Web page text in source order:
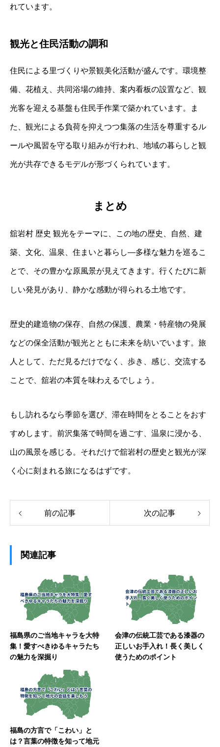
れています。
観光と住民活動の調和
住民による里づくりや景観美化活動が盛んです。環境整
備、花植え、共同浴場の維持、案内看板の設置など、観
光客を迎える基盤も住民手作業で築かれています。ま
た、観光による負荷を抑えつつ集落の生活を尊重するル
ールや風習を守る取り組みが行われ、地域の暮らしと観
光が共存できるモデルが形づくられています。
まとめ
舘岩村 歴史 観光をテーマに、この地の歴史、自然、建
築、文化、温泉、住まいと暮らし―多様な魅力を巡るこ
とで、その豊かな原風景が見えてきます。行くたびに新
しい発見があり、静かな感動が得られる土地です。
歴史的建造物の保存、自然の保護、農業・特産物の発展
などの保全活動が観光とともに未来を紡いでいます。旅
人として、ただ見るだけでなく、歩き、感じ、交流する
ことで、舘岩の本質を味わえるでしょう。
もし訪れるなら季節を選び、滞在時間をとることをおす
すめします。前沢集落で時間を過ごす、温泉に浸かる、
山の風景を感じる。それだけで舘岩村の歴史と観光が深
く心に刻まれる旅になるはずです。
前の記事 次の記事
関連記事
福島県のご当地キャラを大特
集！愛すべきゆるキャラたち
の魅力を深掘り
会津の伝統工芸である漆器の
正しいお手入れ！長く美しく
使うためのポイント
福島の方言で「こわい」と
は？言葉の特徴を知って地元